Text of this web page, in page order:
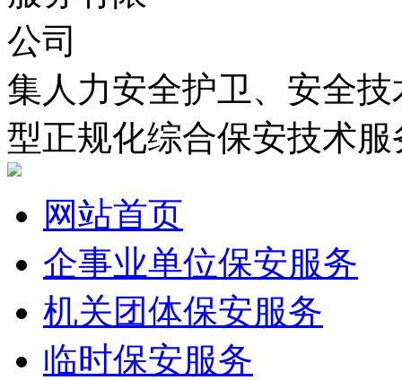
集人力安全护卫、安全
型正规化综合保安技术服
网站首页
企事业单位保安服务
机关团体保安服务
临时保安服务